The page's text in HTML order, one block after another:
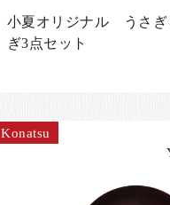
小夏オリジナル うさ
ぎ3点セット
Konatsu